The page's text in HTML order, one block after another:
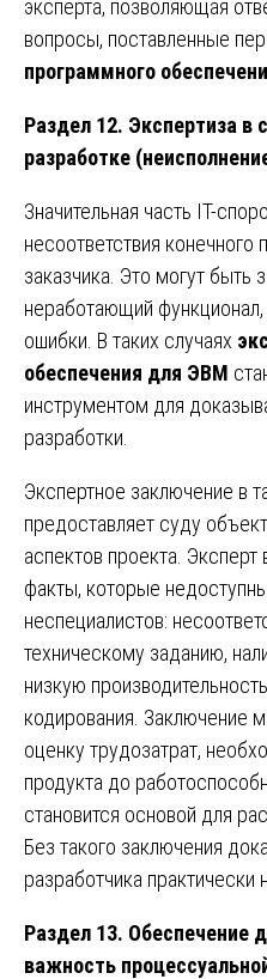
эксперта, позволяющая
вопросы, поставленные
программного
Раздел 12. Экспертиза в
разработке
Значительная часть IT-
несоответствия
заказчика. Это могут быть
неработающий
ошибки. В таких случаях
обеспечения для ЭВМ
инструментом для
разработки.
Экспертное заключение в
предоставляет суду
аспектов проекта.
факты, которые
неспециалистов:
техническому заданию,
низкую
кодирования. Заключение
оценку трудозатрат,
продукта до
становится основой для
Без такого заключения
разработчика практически
Раздел 13. Обеспечение
важность